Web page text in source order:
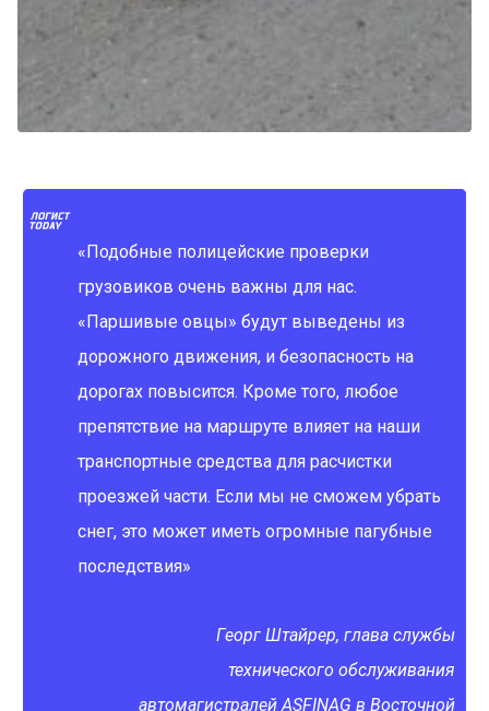
«Подобные полицейские проверки
грузовиков очень важны для нас.
«Паршивые овцы» будут выведены из
дорожного движения, и безопасность на
дорогах повысится. Кроме того, любое
препятствие на маршруте влияет на наши
транспортные средства для расчистки
проезжей части. Если мы не сможем убрать
снег, это может иметь огромные пагубные
последствия»
Георг Штайрер, глава службы
технического обслуживания
автомагистралей ASFINAG в Восточной